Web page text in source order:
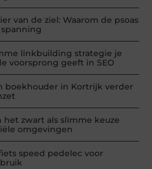
van de ziel: Waarom de psoas
linkbuilding strategie je
voorsprong geeft in SEO
boekhouder in Kortrijk verder
het zwart als slimme keuze
omgevingen
speed pedelec voor